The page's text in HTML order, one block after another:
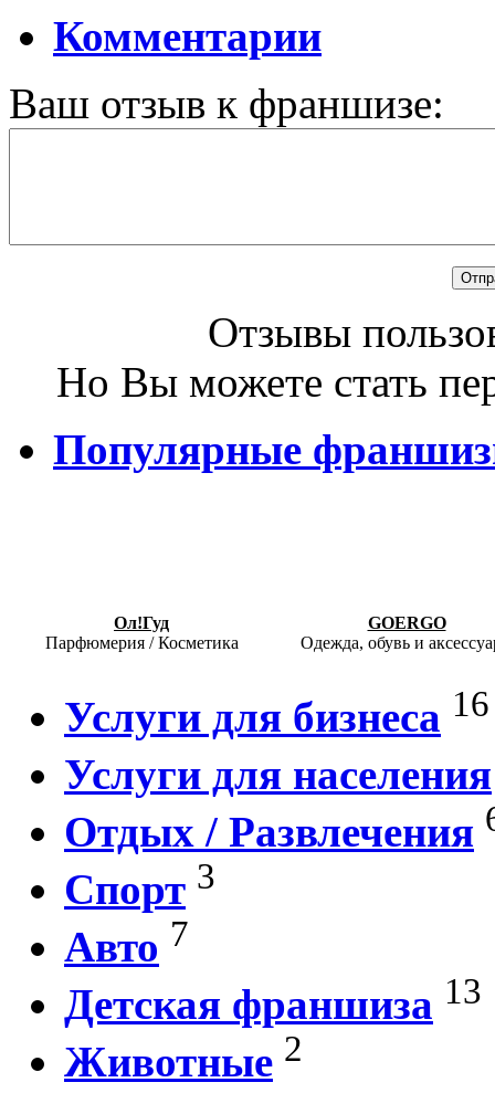
Комментарии
Ваш отзыв к франшизе:
Отзывы
Но Вы можете стать
Популярные
Ол!Гуд
Парфюмерия / Косметика
GOERGO
Одежда, обувь и
Услуги для бизнеса 16
Услуги для населения
Отдых / Развлечения
Спорт 3
Авто 7
Детская франшиза 13
Животные 2